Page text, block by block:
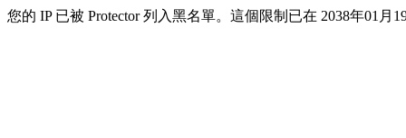
您的 IP 已被 Protector 列入黑名單。這個限制已在 2038年01月